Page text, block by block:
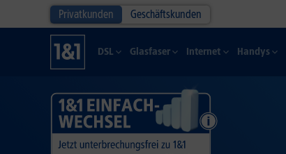
Privatkunden Geschäftskunden
DSL Glasfaser Internet Handys